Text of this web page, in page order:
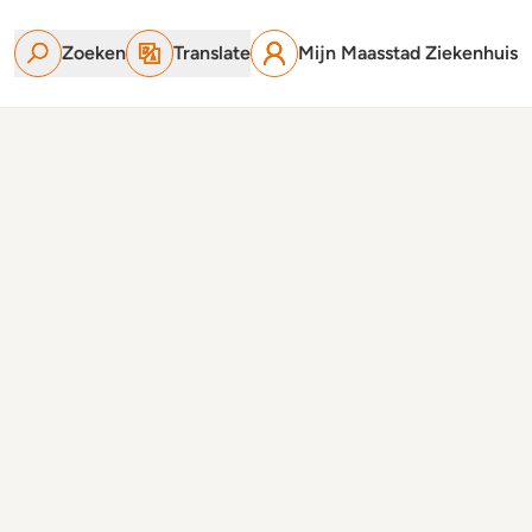
Zoeken Translate Mijn Maasstad Ziekenhuis